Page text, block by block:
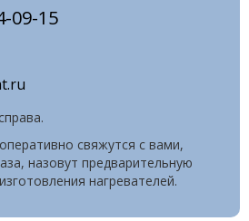
09-15
свяжутся с вами,
назовут предварительную
нагревателей.